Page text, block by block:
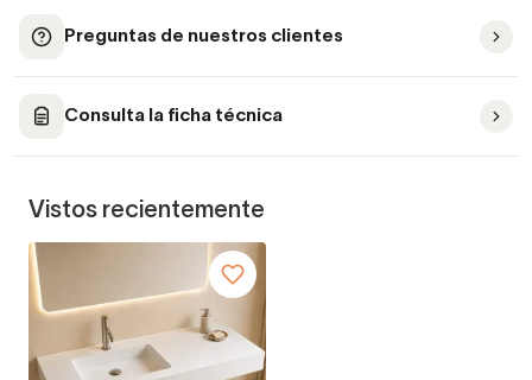
Preguntas de nuestros clientes
Consulta la ficha técnica
Vistos recientemente